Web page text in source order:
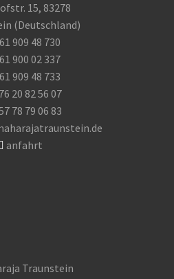
15, 83278
(Deutschland)
909 48 730
900 02 337
909 48 733
20 82 56 07
78 79 06 83
anfahrt